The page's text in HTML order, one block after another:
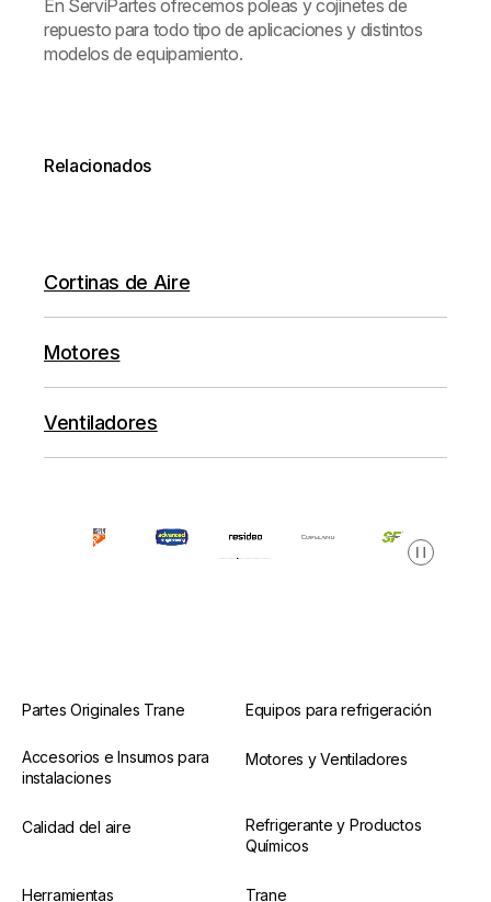
En ServiPartes ofrecemos poleas y cojinetes de
repuesto para todo tipo de aplicaciones y distintos
modelos de equipamiento.
Relacionados
Cortinas de Aire
Motores
Ventiladores
Pausa
Partes Originales Trane Equipos para refrigeración
Accesorios e Insumos para
instalaciones
Motores y Ventiladores
Calidad del aire
Refrigerante y Productos
Químicos
Herramientas Trane